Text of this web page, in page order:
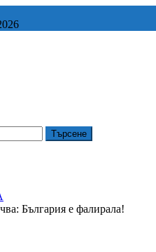
България е фалирала!